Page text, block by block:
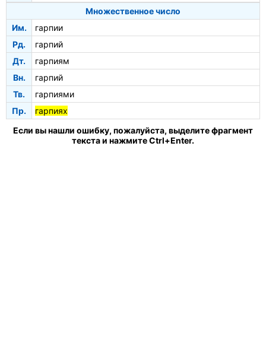
Множественное число
Им.
гарпии
Рд.
гарпий
Дт.
гарпиям
Вн.
гарпий
Тв.
гарпиями
Пр.
гарпиях
Если вы нашли ошибку, пожалуйста, выделите фрагмент
текста и нажмите Ctrl+Enter.